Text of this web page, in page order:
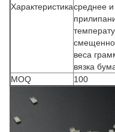
Характеристикасреднее и
веса
вязка
MOQ
100